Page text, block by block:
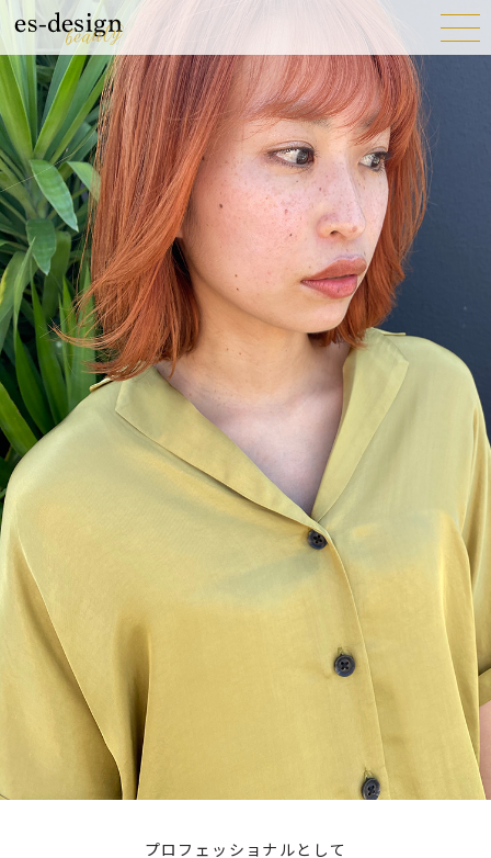
プロフェッショナルとして